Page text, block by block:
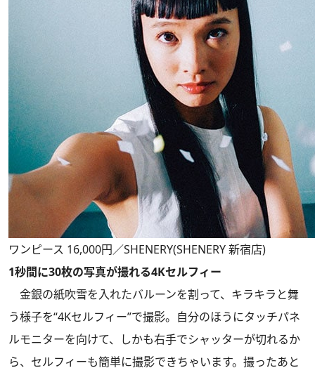
ワンピース 16,000円／SHENERY(SHENERY 新宿店)
1秒間に30枚の写真が撮れる4Kセルフィー
金銀の紙吹雪を入れたバルーンを割って、キラキラと舞
う様子を“4Kセルフィー”で撮影。自分のほうにタッチパネ
ルモニターを向けて、しかも右手でシャッターが切れるか
ら、セルフィーも簡単に撮影できちゃいます。撮ったあと